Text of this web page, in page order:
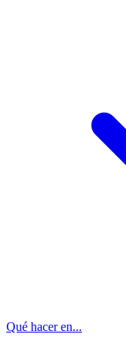
Qué hacer en...